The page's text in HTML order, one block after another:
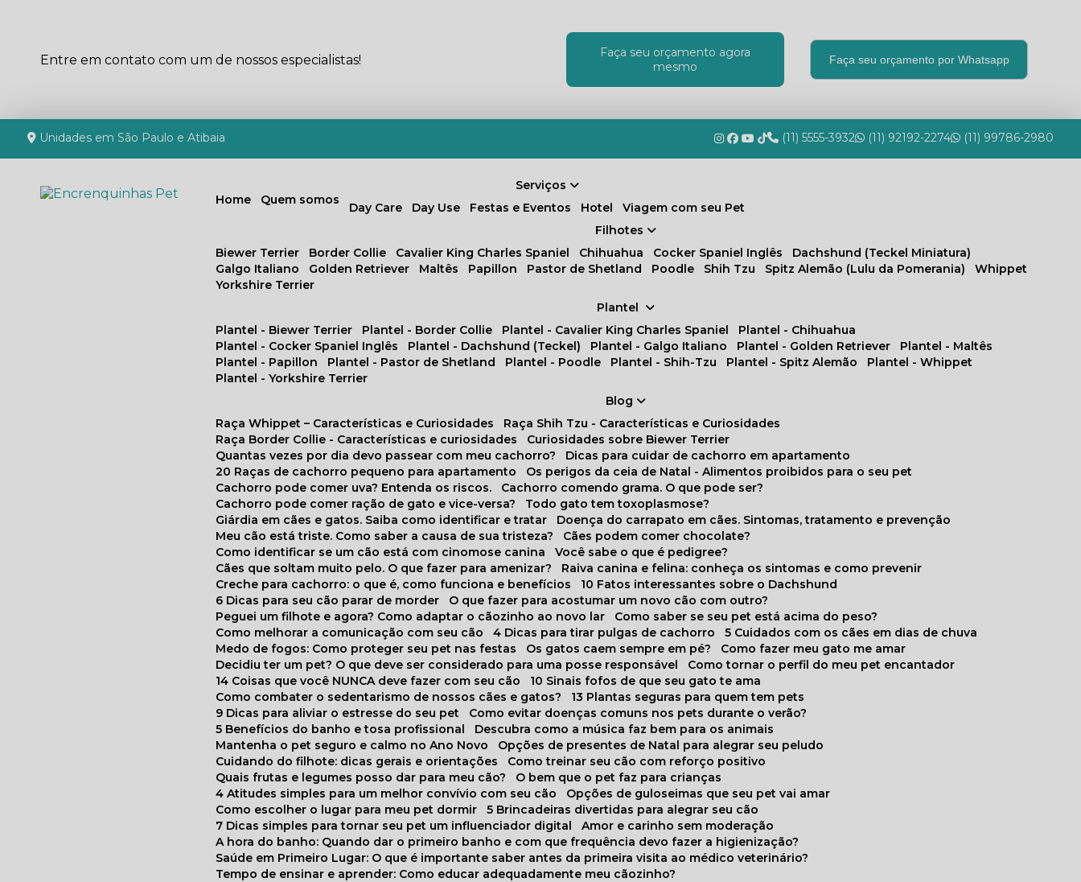
Entre em contato com um de nossos especialistas!
Faça seu orçamento agora
mesmo
Faça seu orçamento por Whatsapp
Unidades em São Paulo e Atibaia (11) 5555-3932 (11) 92192-2274 (11) 99786-2980
Home Quem somos
Plantel
Plantel - Biewer Terrier
Plantel - Border Collie Plantel - Cavalier King Charles Spaniel
Plantel - Chihuahua
Plantel - Cocker Spaniel Inglês
Plantel - Dachshund (Teckel) Plantel - Galgo Italiano Plantel - Golden Retriever
Plantel - Maltês
Plantel - Papillon
Plantel - Pastor de Shetland Plantel - Poodle Plantel - Shih-Tzu Plantel - Spitz Alemão
Plantel - Whippet
Plantel - Yorkshire Terrier
Blog
Raça Whippet – Características e Curiosidades
Raça Shih Tzu - Características e Curiosidades
Raça Border Collie - Características e curiosidades
Curiosidades sobre Biewer Terrier
Quantas vezes por dia devo passear com meu cachorro?
Dicas para cuidar de cachorro em apartamento
20 Raças de cachorro pequeno para apartamento
Os perigos da ceia de Natal - Alimentos proibidos para o seu pet
Cachorro pode comer uva? Entenda os riscos.
Cachorro comendo grama. O que pode ser?
Cachorro pode comer ração de gato e vice-versa?
Todo gato tem toxoplasmose?
Giárdia em cães e gatos. Saiba como identificar e tratar
Doença do carrapato em cães. Sintomas, tratamento e prevenção
Meu cão está triste. Como saber a causa de sua tristeza?
Cães podem comer chocolate?
Como identificar se um cão está com cinomose canina
Você sabe o que é pedigree?
Cães que soltam muito pelo. O que fazer para amenizar?
Raiva canina e felina: conheça os sintomas e como prevenir
Creche para cachorro: o que é, como funciona e benefícios
10 Fatos interessantes sobre o Dachshund
6 Dicas para seu cão parar de morder
O que fazer para acostumar um novo cão com outro?
Peguei um filhote e agora? Como adaptar o cãozinho ao novo lar
Como saber se seu pet está acima do peso?
Como melhorar a comunicação com seu cão
4 Dicas para tirar pulgas de cachorro
5 Cuidados com os cães em dias de chuva
Medo de fogos: Como proteger seu pet nas festas
Os gatos caem sempre em pé?
Como fazer meu gato me amar
Decidiu ter um pet? O que deve ser considerado para uma posse responsável
Como tornar o perfil do meu pet encantador
14 Coisas que você NUNCA deve fazer com seu cão
10 Sinais fofos de que seu gato te ama
Como combater o sedentarismo de nossos cães e gatos?
13 Plantas seguras para quem tem pets
9 Dicas para aliviar o estresse do seu pet
Como evitar doenças comuns nos pets durante o verão?
5 Benefícios do banho e tosa profissional
Descubra como a música faz bem para os animais
Mantenha o pet seguro e calmo no Ano Novo
Opções de presentes de Natal para alegrar seu peludo
Cuidando do filhote: dicas gerais e orientações
Como treinar seu cão com reforço positivo
Quais frutas e legumes posso dar para meu cão?
O bem que o pet faz para crianças
4 Atitudes simples para um melhor convívio com seu cão
Opções de guloseimas que seu pet vai amar
Como escolher o lugar para meu pet dormir
5 Brincadeiras divertidas para alegrar seu cão
7 Dicas simples para tornar seu pet um influenciador digital
Amor e carinho sem moderação
A hora do banho: Quando dar o primeiro banho e com que frequência devo fazer a higienização?
Saúde em Primeiro Lugar: O que é importante saber antes da primeira visita ao médico veterinário?
Tempo de ensinar e aprender: Como educar adequadamente meu cãozinho?
Serviços
Day Care
Day Use Festas e Eventos Hotel
Viagem com seu Pet
Filhotes
Biewer Terrier
Border Collie Cavalier King Charles Spaniel Chihuahua Cocker Spaniel Inglês
Dachshund (Teckel Miniatura)
Galgo Italiano
Golden Retriever Maltês Papillon Pastor de Shetland Poodle Shih Tzu Spitz Alemão (Lulu da Pomerania)
Whippet
Yorkshire Terrier